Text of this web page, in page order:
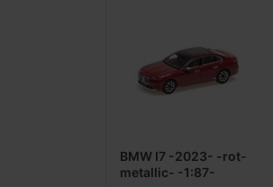
BMW I7 -2023- -rot-
metallic- -1:87-